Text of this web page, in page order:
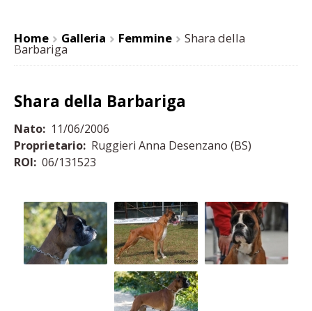
Home
>
Galleria
>
Femmine
>
Shara della
Barbariga
Shara della Barbariga
Nato: 11/06/2006
Proprietario: Ruggieri Anna Desenzano (BS)
ROI: 06/131523